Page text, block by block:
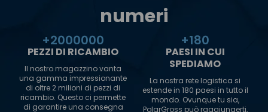
numeri
+2000000
PEZZI DI RICAMBIO
Il nostro magazzino vanta
una gamma impressionante
di oltre 2 milioni di pezzi di
ricambio. Questo ci permette
di garantire una consegna
+180
PAESI IN CUI
SPEDIAMO
La nostra rete logistica si
estende in 180 paesi in tutto il
mondo. Ovunque tu sia,
PolarGross può raggiungerti,